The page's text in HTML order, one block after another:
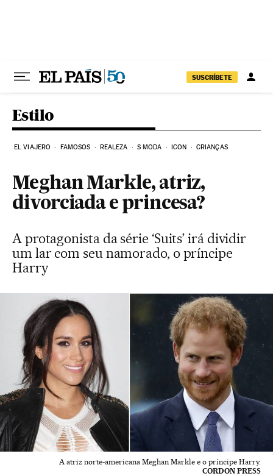
SUSCRÍBETE
Estilo
EL VIAJERO FAMOSOS REALEZA S MODA ICON CRIANÇAS
Meghan Markle, atriz,
divorciada e princesa?
A protagonista da série ‘Suits’ irá dividir
um lar com seu namorado, o príncipe
Harry
A atriz norte-americana Meghan Markle e o príncipe Harry.
CORDON PRESS